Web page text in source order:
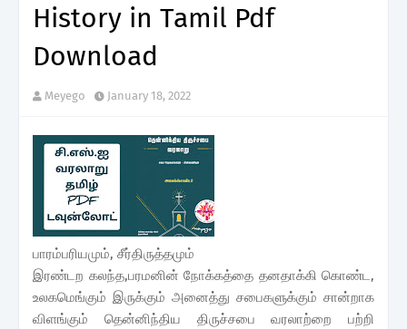
History in Tamil Pdf
Download
Meyego January 18, 2022
பாரம்பரியமும், சீர்திருத்தமும்
இரண்டற கலந்த,பரமனின் நோக்கத்தை தனதாக்கி கொண்ட,
உலகமெங்கும் இருக்கும் அனைத்து சபைகளுக்கும் சான்றாக
விளங்கும் தென்னிந்திய திருச்சபை வரலாற்றை பற்றி